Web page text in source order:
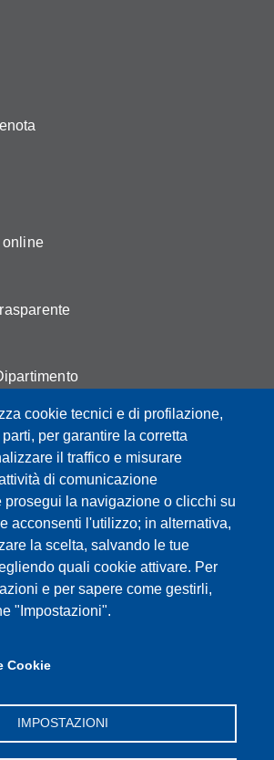
cookie tecnici e di profilazione,
per garantire la corretta
il traffico e misurare
di comunicazione
prosegui la navigazione o clicchi su
acconsenti l'utilizzo; in alternativa,
la scelta, salvando le tue
quali cookie attivare. Per
e per sapere come gestirli,
"Impostazioni".
Cookie
IMPOSTAZIONI
online
Marco Biagi
51 - 41121 Modena
| PEC:
6711
059 / 205 7111